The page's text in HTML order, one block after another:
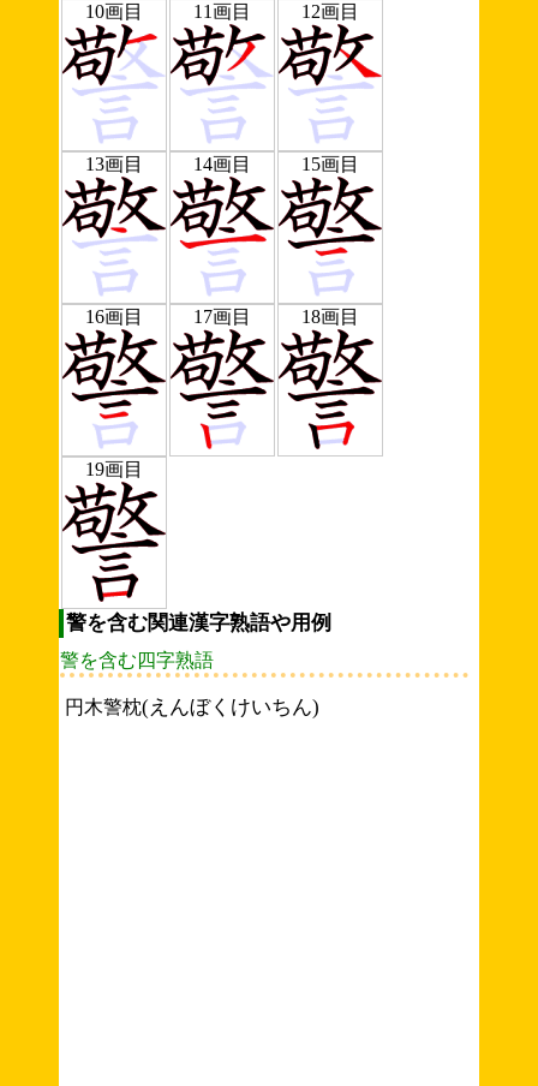
10画目 11画目 12画目
13画目 14画目 15画目
16画目 17画目 18画目
19画目
警を含む関連漢字熟語や用例
警を含む四字熟語
円木警枕(えんぼくけいちん)